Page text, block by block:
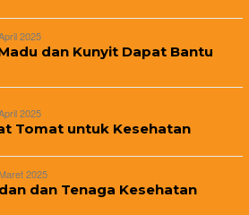
2025
dan Kunyit Dapat Bantu
2025
Tomat untuk Kesehatan
2025
dan Tenaga Kesehatan